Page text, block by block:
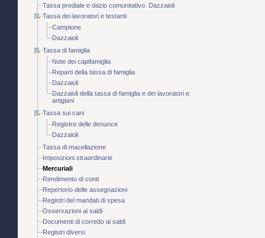
Tassa prediale e dazio comunitativo. Dazzaioli
Tassa dei lavoratori e testanti
Campione
Dazzaioli
Tassa di famiglia
Note dei capifamiglia
Reparti della tassa di famiglia
Dazzaioli
Dazzaioli della tassa di famiglia e dei lavoratori e
artigiani
Tassa sui cani
Registro delle denunce
Dazzaioli
Tassa di macellazione
Imposizioni straordinarie
Mercuriali
Rendimento di conti
Repertorio delle assegnazioni
Registri dei mandati di spesa
Osservazioni ai saldi
Documenti di corredo ai saldi
Registri diversi